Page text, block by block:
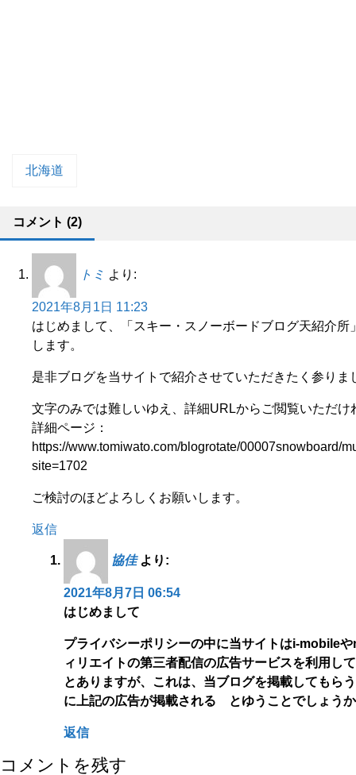
北海道
コメント (2)
トミ より:
2021年8月1日 11:23
はじめまして、「スキー・スノーボードブログ天紹介所
します。
是非ブログを当サイトで紹介させていただきたく参りま
文字のみでは難しいゆえ、詳細URLからご閲覧いただけ
詳細ページ：
https://www.tomiwato.com/blogrotate/00007snowboard/
site=1702
ご検討のほどよろしくお願いします。
返信
協佳 より:
2021年8月7日 06:54
はじめまして
プライバシーポリシーの中に当サイトはi-mobile
ィリエイトの第三者配信の広告サービスを利用し
とありますが、これは、当ブログを掲載してもら
に上記の広告が掲載される とゆうことでしょう
返信
コメントを残す